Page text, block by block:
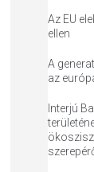
Az EU
ellen
A
az
Interjú